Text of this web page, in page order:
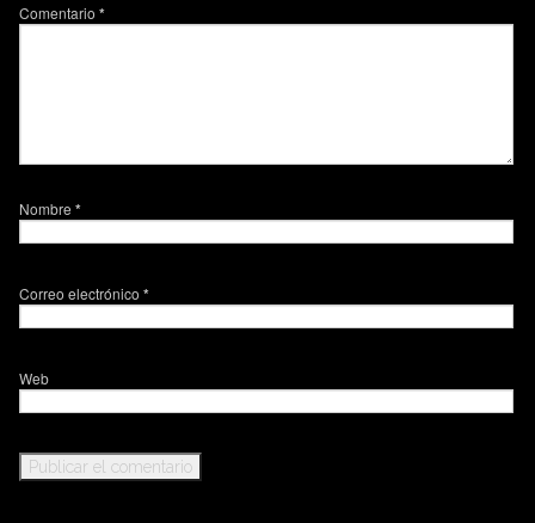
Comentario *
Nombre *
Correo electrónico *
Web